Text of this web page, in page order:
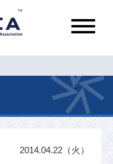
メ
ュ
2014.04.22（火）